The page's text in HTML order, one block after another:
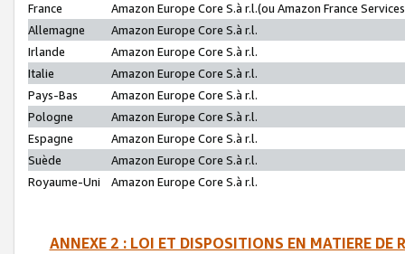
France
Amazon Europe Core S.à r.l.(ou Amazon France
Allemagne
Amazon Europe Core S.à r.l.
Irlande
Amazon Europe Core S.à r.l.
Italie
Amazon Europe Core S.à r.l.
Pays-Bas
Amazon Europe Core S.à r.l.
Pologne
Amazon Europe Core S.à r.l.
Espagne
Amazon Europe Core S.à r.l.
Suède
Amazon Europe Core S.à r.l.
Royaume-Uni
Amazon Europe Core S.à r.l.
ANNEXE 2 : LOI ET DISPOSITIONS EN MATIERE DE